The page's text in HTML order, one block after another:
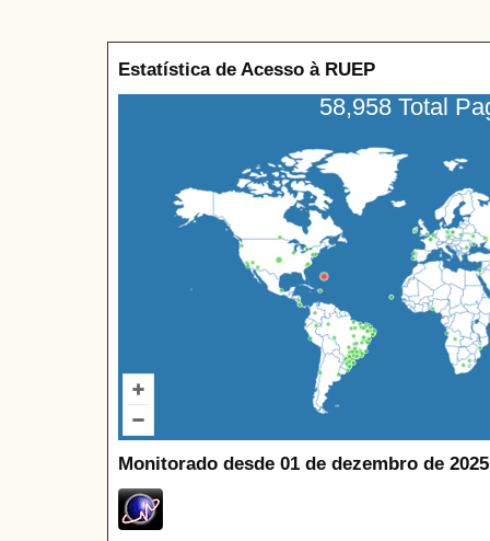
Estatística de Acesso à RUEP
58,958 Total
Monitorado desde 01 de dezembro de